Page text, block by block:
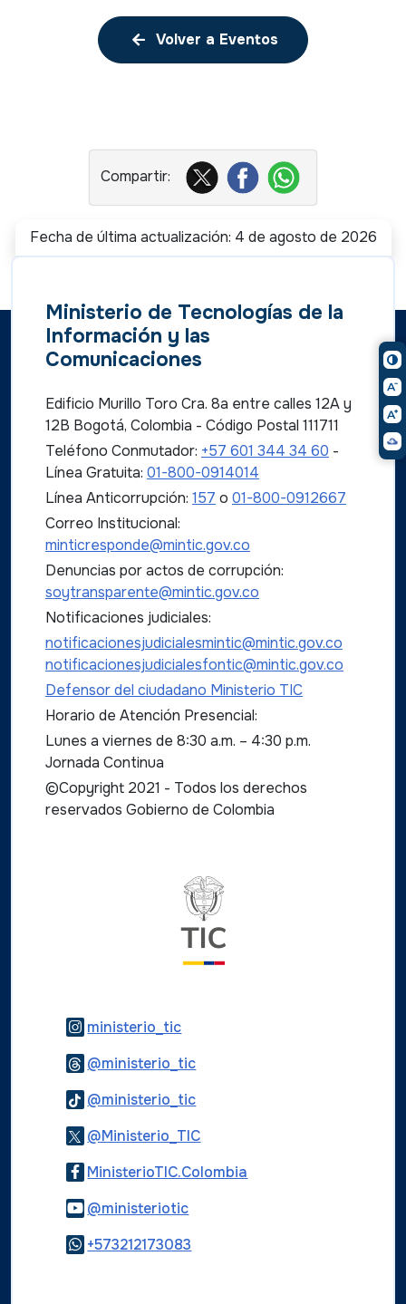
Volver a Eventos
Fecha de última actualización: 4 de agosto de 2026
Ministerio de Tecnologías de la
Información y las
Comunicaciones
Edificio Murillo Toro Cra. 8a entre calles 12A y
12B Bogotá, Colombia - Código Postal 111711
Teléfono Conmutador: +57 601 344 34 60 -
Línea Gratuita: 01-800-0914014
Línea Anticorrupción: 157 o 01-800-0912667
Correo Institucional:
minticresponde@mintic.gov.co
Denuncias por actos de corrupción:
soytransparente@mintic.gov.co
Notificaciones judiciales:
notificacionesjudicialesmintic@mintic.gov.co
notificacionesjudicialesfontic@mintic.gov.co
Defensor del ciudadano Ministerio TIC
Horario de Atención Presencial:
Lunes a viernes de 8:30 a.m. – 4:30 p.m.
Jornada Continua
©Copyright 2021 - Todos los derechos
reservados Gobierno de Colombia
ministerio_ticLogo Instagram
@ministerio_ticLogo Threads
@ministerio_ticLogo Tiktok
@Ministerio_TICLogo Twitter
MinisterioTIC.Colombia
@ministerioticLogo Youtube
+573212173083